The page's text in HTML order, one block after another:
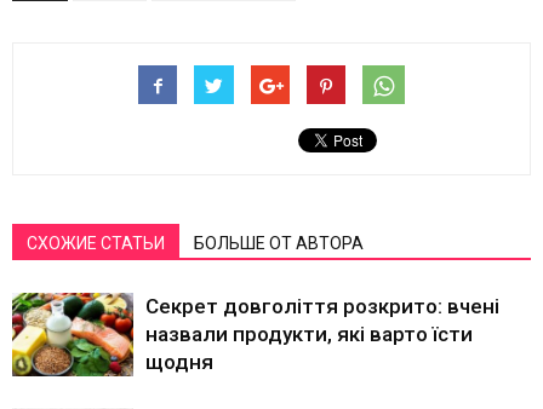
СХОЖИЕ СТАТЬИ БОЛЬШЕ ОТ АВТОРА
Секрет довголіття розкрито: вчені
назвали продукти, які варто їсти
щодня